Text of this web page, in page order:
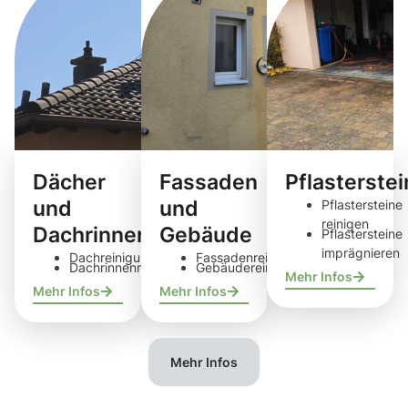
Dächer
und
Dachrinnen
Dachreinigung
Dachrinnenreinigung
Mehr Infos
Fassaden
und
Gebäude
Fassadenreinigung
Gebäudereinigung
Mehr Infos
Pflastersteine
reinigen
Pflastersteine
imprägnieren
Mehr Infos
Mehr Infos